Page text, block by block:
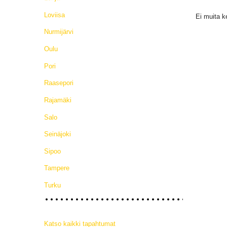
Ei muita
Loviisa
Nurmijärvi
Oulu
Pori
Raasepori
Rajamäki
Salo
Seinäjoki
Sipoo
Tampere
Turku
Katso kaikki tapahtumat